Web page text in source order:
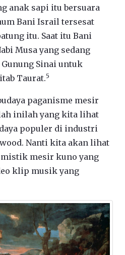
anak sapi itu bersuara
Bani Israil tersesat
itu. Saat itu Bani
Musa yang sedang
Sinai untuk
Taurat.5
paganisme mesir
inilah yang kita lihat
populer di industri
Nanti kita akan lihat
mesir kuno yang
klip musik yang